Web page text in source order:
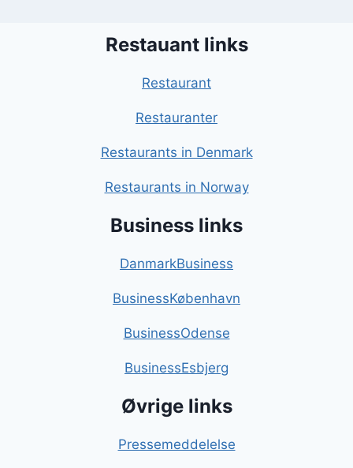
Restauant links
Restaurant
Restauranter
Restaurants in Denmark
Restaurants in Norway
Business links
DanmarkBusiness
BusinessKøbenhavn
BusinessOdense
BusinessEsbjerg
Øvrige links
Pressemeddelelse